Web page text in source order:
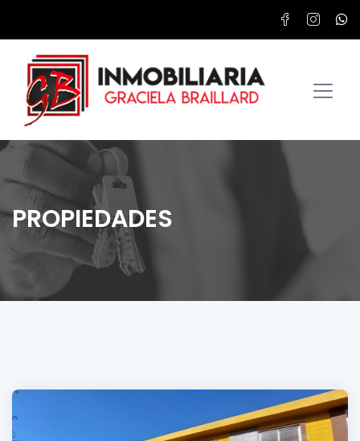
PROPIEDADES